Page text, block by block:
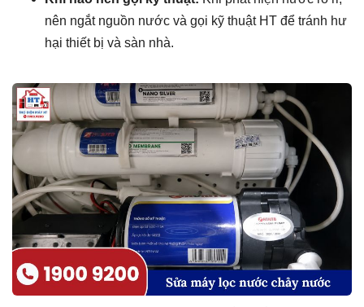
nên ngắt nguồn nước và gọi kỹ thuật HT để tránh hư
hại thiết bị và sàn nhà.